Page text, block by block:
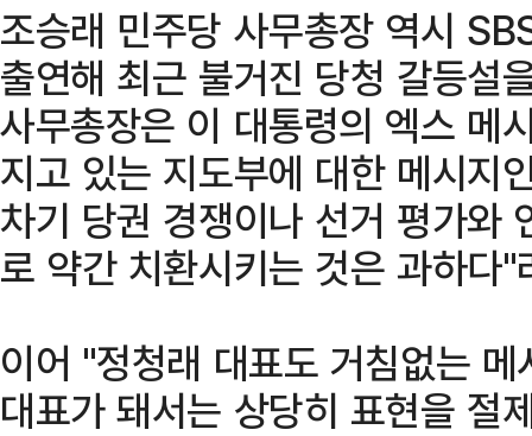
조승래 민주당 사무총장 역시
출연해 최근 불거진 당청 갈등설
사무총장은 이 대통령의 엑스 메
지고 있는 지도부에 대한 메시지
차기 당권 경쟁이나 선거 평가와
로 약간 치환시키는 것은 과하다"
이어 "정청래 대표도 거침없는
대표가 돼서는 상당히 표현을 절